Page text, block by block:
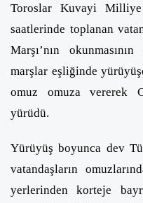
Toroslar Kuvayi Milliye
saatlerinde toplanan
Marşı’nın
marşlar eşliğinde
omuz omuza vererek
yürüdü.
Yürüyüş boyunca dev
vatandaşların
yerlerinden korteje